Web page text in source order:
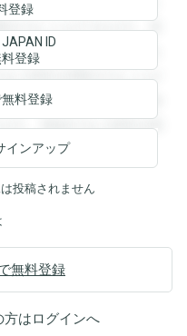
することができます。登
ます。登録すると回答を
と回答を閲覧することが
ることができます。登録
す。登録すると回答を閲
登録
ID
登録
無料登録
インアップ
投稿されません
無料登録
方はログインへ